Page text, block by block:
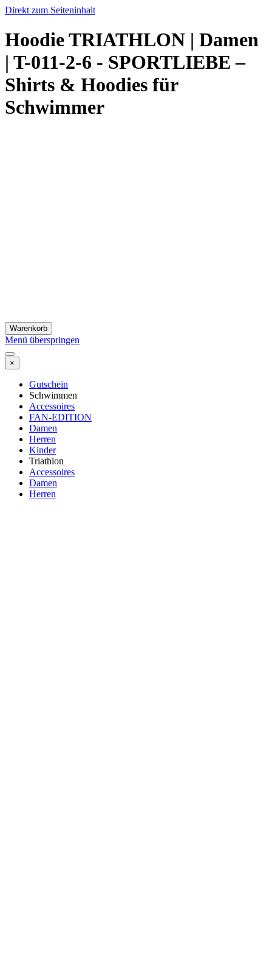
Direkt zum Seiteninhalt
Hoodie TRIATHLON | Damen
| T-011-2-6 - SPORTLIEBE –
Shirts & Hoodies für
Schwimmer
Warenkorb
Menü überspringen
×
Gutschein
Schwimmen
Accessoires
FAN-EDITION
Damen
Herren
Kinder
Triathlon
Accessoires
Damen
Herren